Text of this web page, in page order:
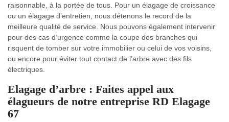
raisonnable, à la portée de tous. Pour un élagage de croissance
ou un élagage d’entretien, nous détenons le record de la
meilleure qualité de service. Nous pouvons également intervenir
pour des cas d’urgence comme la coupe des branches qui
risquent de tomber sur votre immobilier ou celui de vos voisins,
ou encore pour éviter tout contact de l’arbre avec des fils
électriques.
Elagage d’arbre : Faites appel aux
élagueurs de notre entreprise RD Elagage
67